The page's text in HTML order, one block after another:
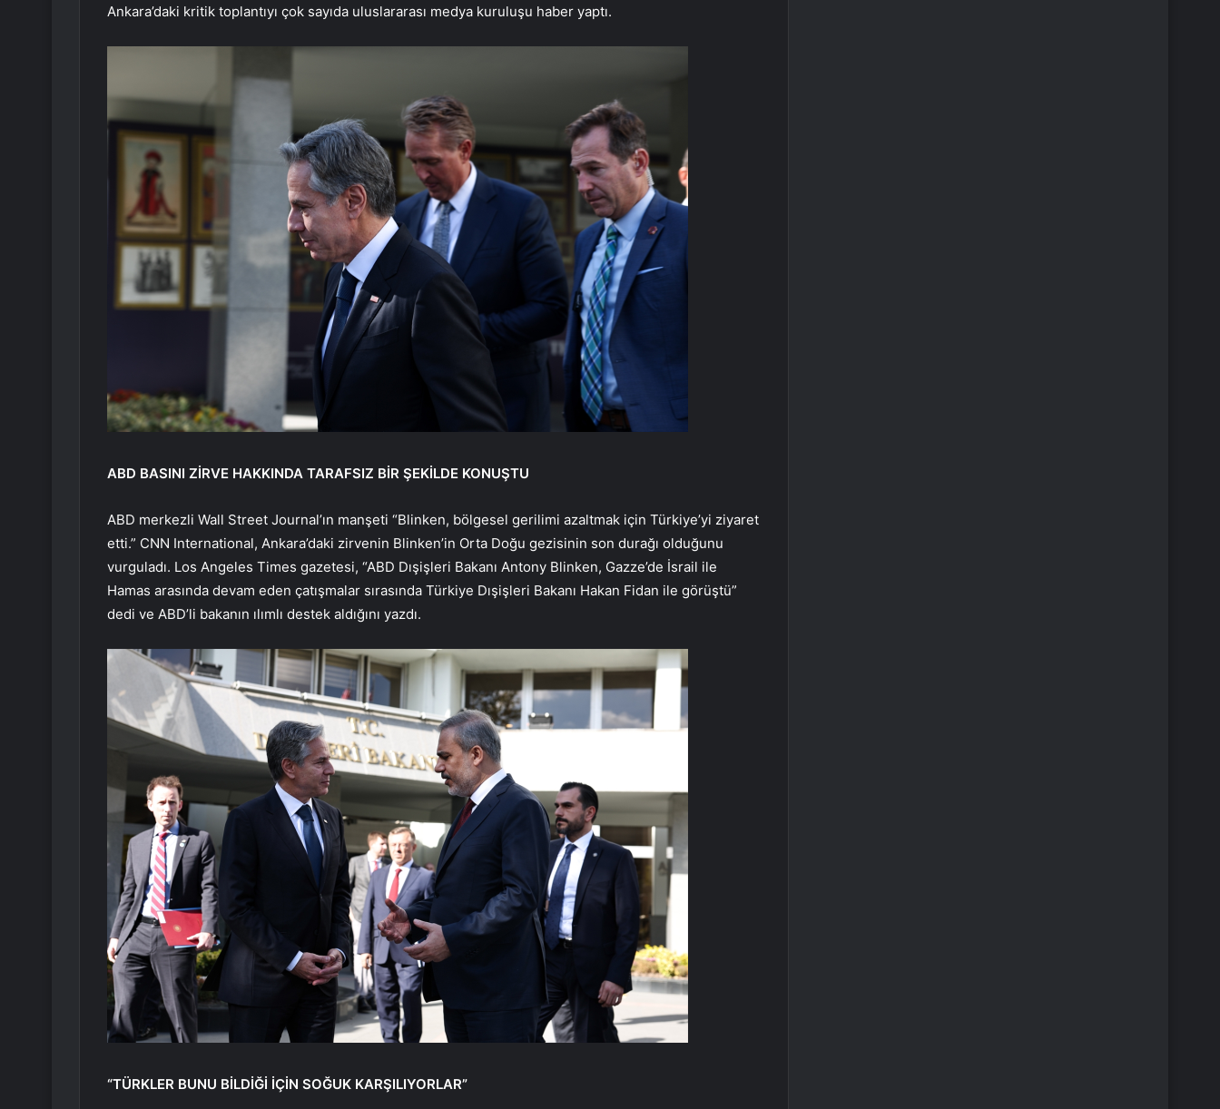
Ankara’daki kritik toplantıyı çok sayıda uluslararası medya kuruluşu haber yaptı.
ABD BASINI ZİRVE HAKKINDA TARAFSIZ BİR ŞEKİLDE KONUŞTU
ABD merkezli Wall Street Journal’ın manşeti “Blinken, bölgesel gerilimi azaltmak için Türkiye’yi ziyaret
etti.” CNN International, Ankara’daki zirvenin Blinken’in Orta Doğu gezisinin son durağı olduğunu
vurguladı. Los Angeles Times gazetesi, “ABD Dışişleri Bakanı Antony Blinken, Gazze’de İsrail ile
Hamas arasında devam eden çatışmalar sırasında Türkiye Dışişleri Bakanı Hakan Fidan ile görüştü”
dedi ve ABD’li bakanın ılımlı destek aldığını yazdı.
“TÜRKLER BUNU BİLDİĞİ İÇİN SOĞUK KARŞILIYORLAR”